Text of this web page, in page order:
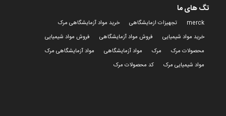
تگ های ما
merck تجهیزات ازمایشگاهی
خرید مواد آزمایشگاهی مرک
خرید مواد شیمیایی
فروش مواد آزمایشگاهی
فروش مواد شیمیایی
محصولات مرک
مرک مواد آزمایشگاهی
مواد آزمایشگاهی مرک
مواد شیمیایی مرک
کد محصولات مرک